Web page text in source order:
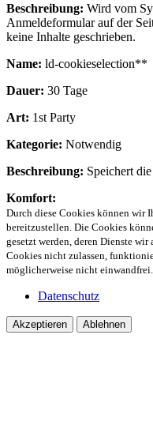
Beschreibung: Wird vom
Anmeldeformular auf der
keine Inhalte geschrieben.
Name: ld-cookieselection**
Dauer: 30 Tage
Art: 1st Party
Kategorie: Notwendig
Beschreibung: Speichert
Komfort:
Durch diese Cookies können wir
bereitzustellen. Die Cookies
gesetzt werden, deren Dienste wir
Cookies nicht zulassen,
möglicherweise nicht einwandfrei.
Datenschutz
Akzeptieren Ablehnen